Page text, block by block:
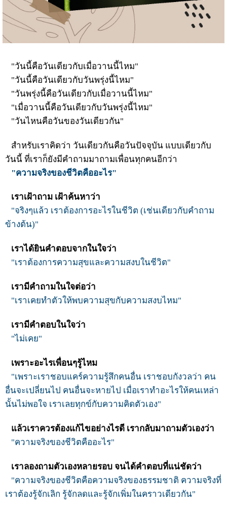
"วันนี้คือวันเดียวกับเมื่อวานนี้ไหม"
"วันนี้คือวันเดียวกับวันพรุ่งนี้ไหม"
"วันพรุ่งนี้คือวันเดียวกับเมื่อวานนี้ไหม"
"เมื่อวานนี้คือวันเดียวกับวันพรุ่งนี้ไหม"
"วันไหนคือวันของวันเดียวกัน"
สำหรับเราคิดว่า วันเดียวกันคือวันปัจจุบัน แบบเดียวกับ
วันนี้ ที่เราก็ยังมีคำถามมาถามเพื่อนทุกคนอีกว่า
"ความจริงของชีวิตคืออะไร"
เราเฝ้าถาม เฝ้าค้นหาว่า
"จริงๆแล้ว เราต้องการอะไรในชีวิต (เช่นเดียวกับคำถาม
ข้างต้น)"
เราได้ยินคำตอบจากในใจว่า
"เราต้องการความสุขและความสงบในชีวิต"
เรามีคำถามในใจต่อว่า
"เราเคยทำตัวให้พบความสุขกับความสงบไหม"
เรามีคำตอบในใจว่า
"ไม่เคย"
เพราะอะไรเพื่อนๆรู้ไหม
"เพราะเราชอบแคร์ความรู้สึกคนอื่น เราชอบกังวลว่า คน
อื่นจะเปลี่ยนไป คนอื่นจะหายไป เมื่อเราทำอะไรให้คนเหล่า
นั้นไม่พอใจ เราเลยทุกข์กับความคิดตัวเอง"
แล้วเราควรต้องแก้ไขอย่างไรดี เรากลับมาถามตัวเองว่า
"ความจริงของชีวิตคืออะไร"
เราลองถามตัวเองหลายรอบ จนได้คำตอบที่แน่ชัดว่า
"ความจริงของชีวิตคือความจริงของธรรมชาติ ความจริงที่
เราต้องรู้จักเลิก รู้จักลดและรู้จักเพิ่มในคราวเดียวกัน"